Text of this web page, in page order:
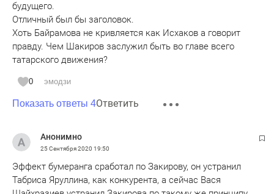
будущего.
Отличный был бы заголовок.
Хоть Байрамова не кривляется как Исхаков а говорит
правду. Чем Шакиров заслужил быть во главе всего
татарского движения?
0 эмодзи
Показать ответы 4Ответить
Анонимно
25 Сентября 2020 19:50
Эффект бумеранга сработал по Закирову, он устранил
Табриса Яруллина, как конкурента, а сейчас Вася